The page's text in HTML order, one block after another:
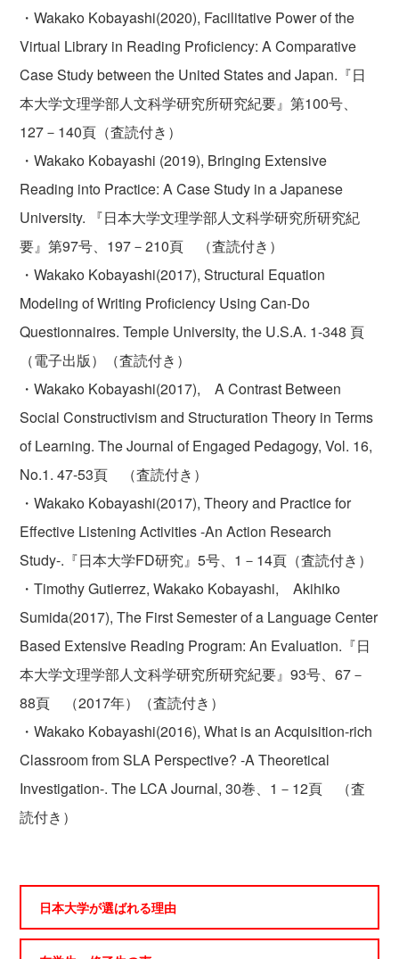
・Wakako Kobayashi(2020), Facilitative Power of the
Virtual Library in Reading Proficiency: A Comparative
Case Study between the United States and Japan.『日
本大学文理学部人文科学研究所研究紀要』第100号、
127－140頁（査読付き）
・Wakako Kobayashi (2019), Bringing Extensive
Reading into Practice: A Case Study in a Japanese
University. 『日本大学文理学部人文科学研究所研究紀
要』第97号、197－210頁 （査読付き）
・Wakako Kobayashi(2017), Structural Equation
Modeling of Writing Proficiency Using Can-Do
Questionnaires. Temple University, the U.S.A. 1-348 頁
（電子出版）（査読付き）
・Wakako Kobayashi(2017), A Contrast Between
Social Constructivism and Structuration Theory in Terms
of Learning. The Journal of Engaged Pedagogy, Vol. 16,
No.1. 47-53頁 （査読付き）
・Wakako Kobayashi(2017), Theory and Practice for
Effective Listening Activities -An Action Research
Study-.『日本大学FD研究』5号、1－14頁（査読付き）
・Timothy Gutierrez, Wakako Kobayashi, Akihiko
Sumida(2017), The First Semester of a Language Center
Based Extensive Reading Program: An Evaluation.『日
本大学文理学部人文科学研究所研究紀要』93号、67－
88頁 （2017年）（査読付き）
・Wakako Kobayashi(2016), What is an Acquisition-rich
Classroom from SLA Perspective? -A Theoretical
Investigation-. The LCA Journal, 30巻、1－12頁 （査
読付き）
日本大学が選ばれる理由